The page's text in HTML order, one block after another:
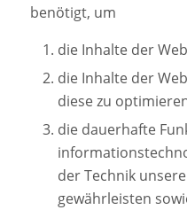
benötigt, um
die Inhalte der
die Inhalte der
diese zu
die dauerhafte
der Technik
gewährleisten